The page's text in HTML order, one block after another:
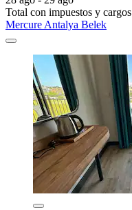
Total con impuestos y cargos
Mercure Antalya Belek